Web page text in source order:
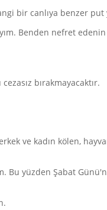
bir canlıya benzer put
Benden nefret
bırakmayacaktır.
ve kadın kölen,
Bu yüzden Şabat